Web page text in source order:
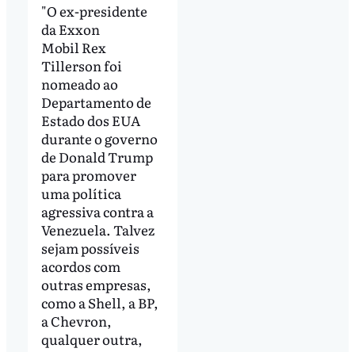
"O ex-presidente
da Exxon
Mobil Rex
Tillerson foi
nomeado ao
Departamento de
Estado dos EUA
durante o governo
de Donald Trump
para promover
uma política
agressiva contra a
Venezuela. Talvez
sejam possíveis
acordos com
outras empresas,
como a Shell, a BP,
a Chevron,
qualquer outra,